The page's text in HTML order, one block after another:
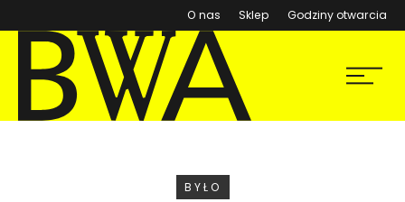
O nas Sklep (otwiera się w nowym
Godziny otwarcia
BWA Wrocław
Galerie Sztuki Współczesnej
Menu
WYDARZENIE
BYŁO